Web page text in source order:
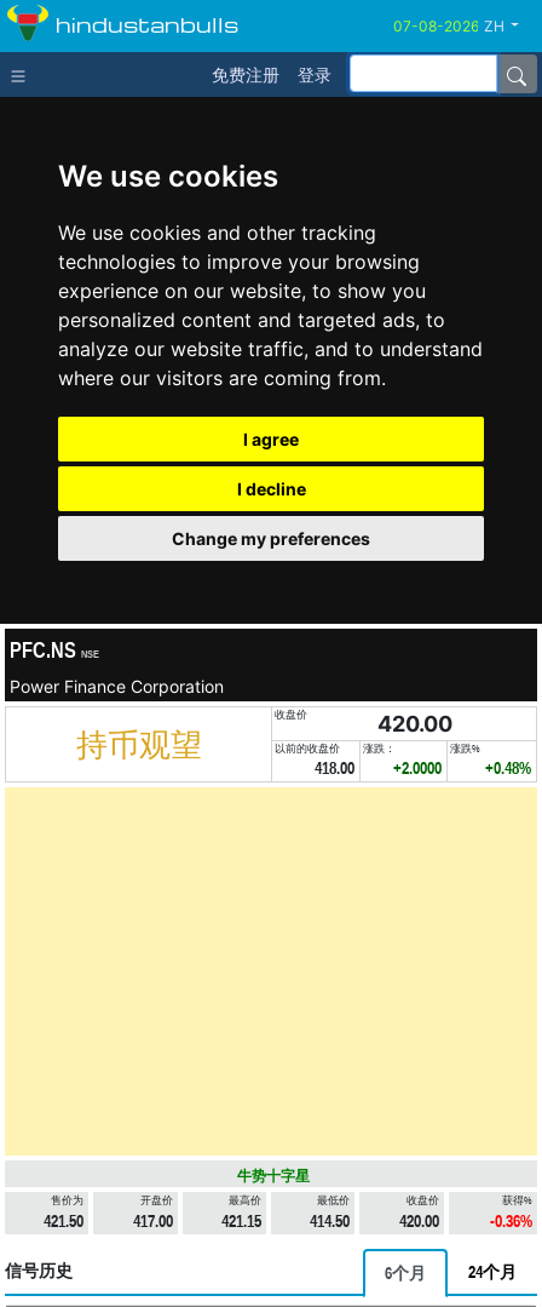
We use cookies
We use cookies and other tracking
technologies to improve your browsing
experience on our website, to show you
personalized content and targeted ads, to
analyze our website traffic, and to understand
where our visitors are coming from.
I agree
I decline
Change my preferences
hindustanbulls ZH
免费注册 登录
PFC.NS NSE
Power Finance Corporation
持币观望
收盘价 420.00
以前的收盘价
418.00
涨跌：
+2.0000
涨跌%
+0.48%
牛势十字星
售价为
421.50
开盘价
417.00
最高价
421.15
最低价
414.50
收盘价
420.00
获得%
-0.36%
信号历史 6个月 24个月